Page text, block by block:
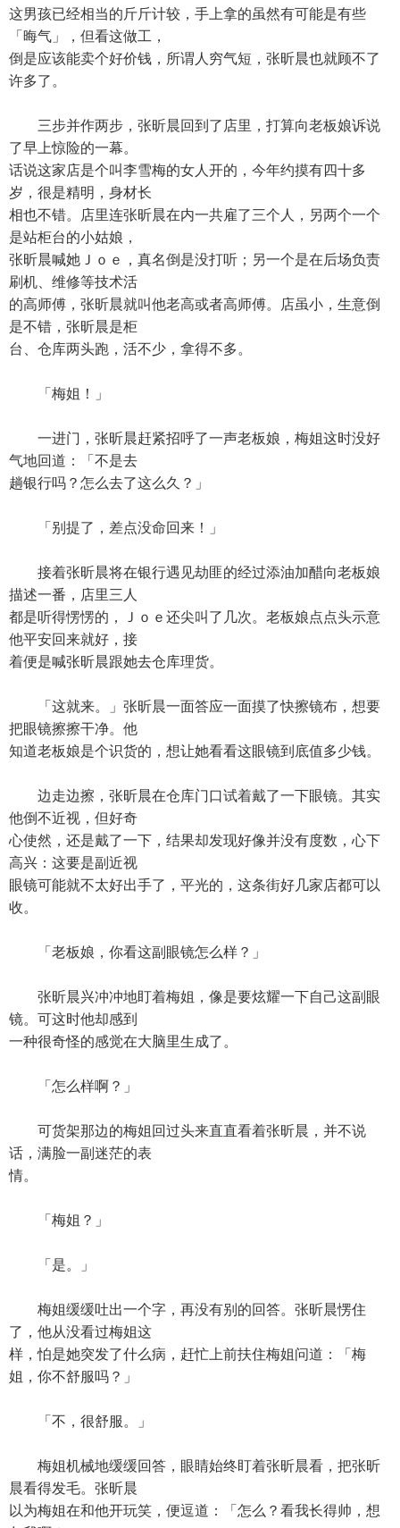
这男孩已经相当的斤斤计较，手上拿的虽然有可能是有些
「晦气」，但看这做工，
倒是应该能卖个好价钱，所谓人穷气短，张昕晨也就顾不了
许多了。
三步并作两步，张昕晨回到了店里，打算向老板娘诉说
了早上惊险的一幕。
话说这家店是个叫李雪梅的女人开的，今年约摸有四十多
岁，很是精明，身材长
相也不错。店里连张昕晨在内一共雇了三个人，另两个一个
是站柜台的小姑娘，
张昕晨喊她Ｊｏｅ，真名倒是没打听；另一个是在后场负责
刷机、维修等技术活
的高师傅，张昕晨就叫他老高或者高师傅。店虽小，生意倒
是不错，张昕晨是柜
台、仓库两头跑，活不少，拿得不多。
「梅姐！」
一进门，张昕晨赶紧招呼了一声老板娘，梅姐这时没好
气地回道：「不是去
趟银行吗？怎么去了这么久？」
「别提了，差点没命回来！」
接着张昕晨将在银行遇见劫匪的经过添油加醋向老板娘
描述一番，店里三人
都是听得愣愣的，Ｊｏｅ还尖叫了几次。老板娘点点头示意
他平安回来就好，接
着便是喊张昕晨跟她去仓库理货。
「这就来。」张昕晨一面答应一面摸了快擦镜布，想要
把眼镜擦擦干净。他
知道老板娘是个识货的，想让她看看这眼镜到底值多少钱。
边走边擦，张昕晨在仓库门口试着戴了一下眼镜。其实
他倒不近视，但好奇
心使然，还是戴了一下，结果却发现好像并没有度数，心下
高兴：这要是副近视
眼镜可能就不太好出手了，平光的，这条街好几家店都可以
收。
「老板娘，你看这副眼镜怎么样？」
张昕晨兴冲冲地盯着梅姐，像是要炫耀一下自己这副眼
镜。可这时他却感到
一种很奇怪的感觉在大脑里生成了。
「怎么样啊？」
可货架那边的梅姐回过头来直直看着张昕晨，并不说
话，满脸一副迷茫的表
情。
「梅姐？」
「是。」
梅姐缓缓吐出一个字，再没有别的回答。张昕晨愣住
了，他从没看过梅姐这
样，怕是她突发了什么病，赶忙上前扶住梅姐问道：「梅
姐，你不舒服吗？」
「不，很舒服。」
梅姐机械地缓缓回答，眼睛始终盯着张昕晨看，把张昕
晨看得发毛。张昕晨
以为梅姐在和他开玩笑，便逗道：「怎么？看我长得帅，想